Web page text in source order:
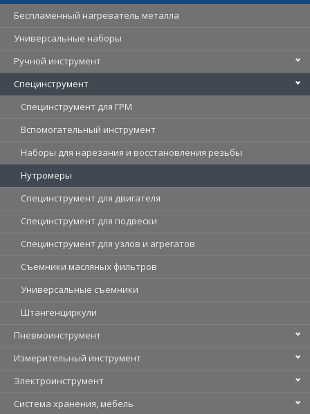
Беспламенный нагреватель металла
Универсальные наборы
Ручной инструмент
Специнструмент
Специнструмент для ГРМ
Вспомогательный инструмент
Наборы для нарезания и восстановления резьбы
Нутромеры
Специнструмент для двигателя
Специнструмент для подвески
Специнструмент для узлов и агрегатов
Съемники масляных фильтров
Универсальные съемники
Штангенциркули
Пневмоинструмент
Измерительный инструмент
Электроинструмент
Система хранения, мебель